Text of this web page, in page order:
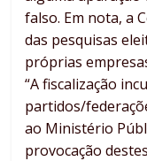
falso. Em nota, a
das pesquisas
próprias
“A fiscalização
partidos/
ao Ministério
provocação